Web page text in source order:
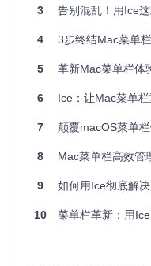
Ice最引人注目的创新在
单栏是一个智能衣柜，
季节性"衣物"则被整齐
适用场景：处理多任务时
i、电池），其余设为"智
持界面整洁又不影响功
这一功能通过
现"需要时出现，不需要
2. 刘海屏友好型设计
3 告别混乱！用Ice这款革
4 3步终结Mac菜单栏
5 革新Mac菜单栏体
6 Ice：让Mac菜单
7 颠覆macOS菜单
8 Mac菜单栏高效管理与空
9 如何用Ice彻底解决Mac菜
10 菜单栏革新：用